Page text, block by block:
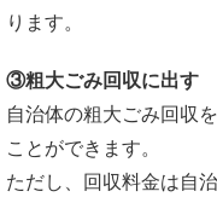
ります。
③粗大ごみ回収に出す
自治体の粗大ごみ回収
ことができます。
ただし、回収料金は自